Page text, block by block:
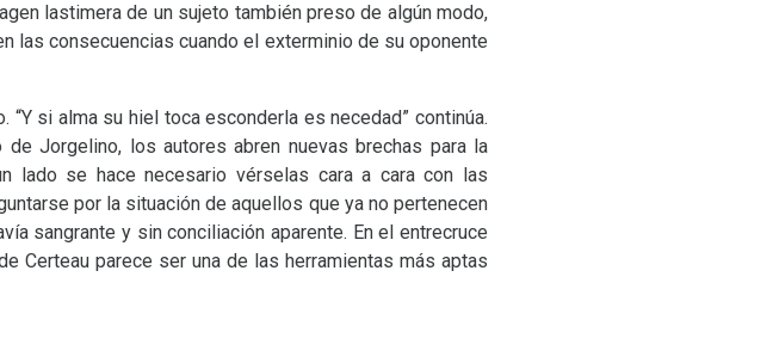
lastimera de un sujeto también preso de algún modo,
las consecuencias cuando el exterminio de su oponente
“Y si alma su hiel toca esconderla es necedad” continúa.
Jorgelino, los autores abren nuevas brechas para la
lado se hace necesario vérselas cara a cara con las
por la situación de aquellos que ya no pertenecen
sangrante y sin conciliación aparente. En el entrecruce
Certeau parece ser una de las herramientas más aptas